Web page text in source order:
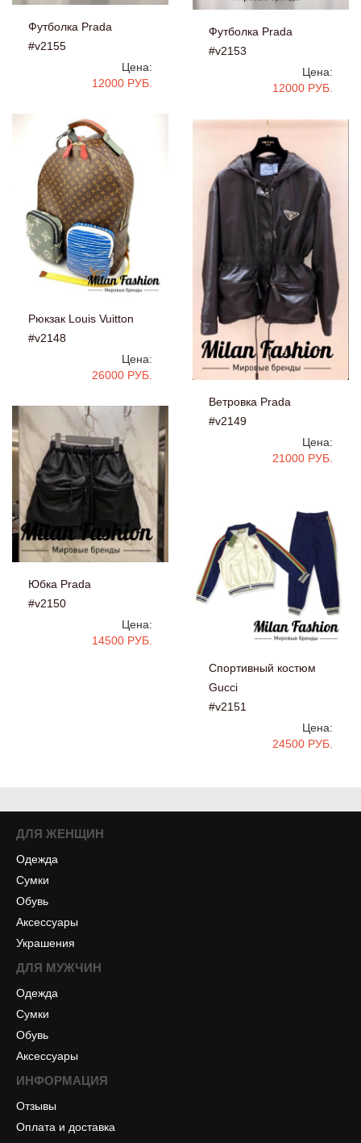
Футболка Prada
#v2155
Цена:
12000 РУБ.
Футболка Prada
#v2153
Цена:
12000 РУБ.
Рюкзак Louis Vuitton
#v2148
Цена:
26000 РУБ.
Ветровка Prada
#v2149
Цена:
21000 РУБ.
Юбка Prada
#v2150
Цена:
14500 РУБ.
Спортивный костюм
Gucci
#v2151
Цена:
24500 РУБ.
ДЛЯ ЖЕНЩИН
Одежда
Сумки
Обувь
Аксессуары
Украшения
ДЛЯ МУЖЧИН
Одежда
Сумки
Обувь
Аксессуары
ИНФОРМАЦИЯ
Отзывы
Оплата и доставка